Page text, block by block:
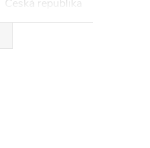
Česká republika